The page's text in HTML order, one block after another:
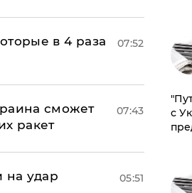
в 4 раза
07:52
сможет
ракет
07:43
на удар
05:51
с